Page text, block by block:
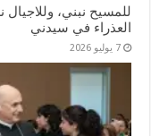
للمسيح نبني،
العذراء في سيدني
7 يوليو 2026